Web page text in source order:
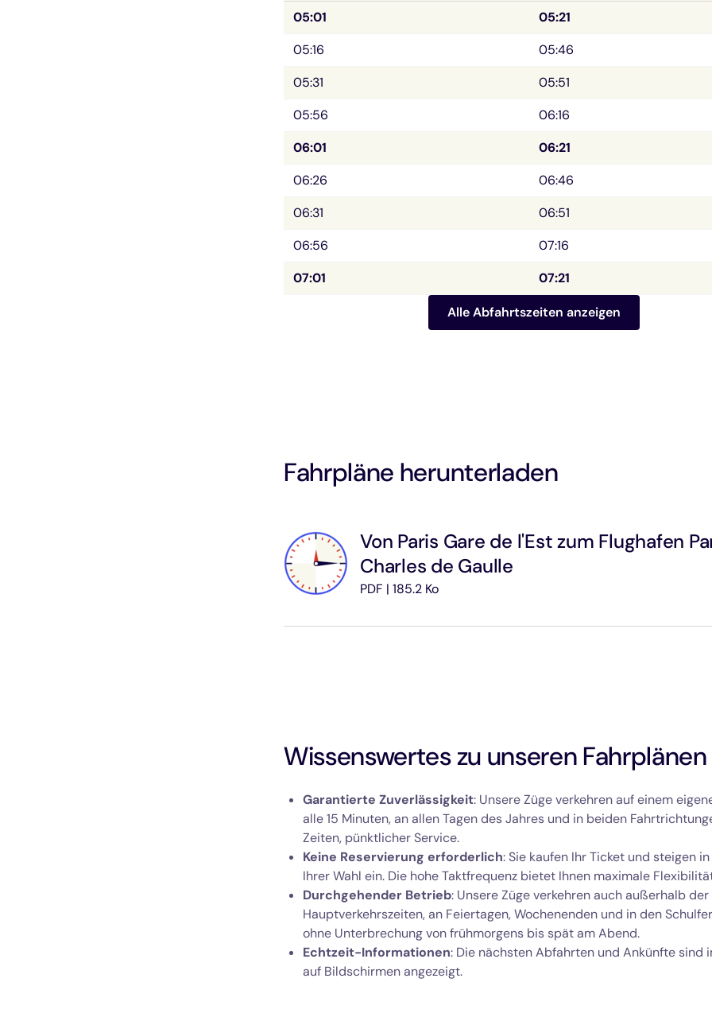
05:01
05:21
05:16
05:46
05:31
05:51
05:56
06:16
06:01
06:21
06:26
06:46
06:31
06:51
06:56
07:16
07:01
07:21
Alle Abfahrtszeiten anzeigen
Fahrpläne herunterladen
Von Paris Gare de l'Est zum Flughafen
Charles de Gaulle
PDF | 185.2 Ko
Wissenswertes zu unseren Fahrplänen
Garantierte Zuverlässigkeit: Unsere Züge verkehren auf einem
alle 15 Minuten, an allen Tagen des Jahres und in beiden
Zeiten, pünktlicher Service.
Keine Reservierung erforderlich: Sie kaufen Ihr Ticket und steigen
Ihrer Wahl ein. Die hohe Taktfrequenz bietet Ihnen maximale
Durchgehender Betrieb: Unsere Züge verkehren auch außerhalb der
Hauptverkehrszeiten, an Feiertagen, Wochenenden und in den
ohne Unterbrechung von frühmorgens bis spät am Abend.
Echtzeit-Informationen: Die nächsten Abfahrten und Ankünfte sind
auf Bildschirmen angezeigt.